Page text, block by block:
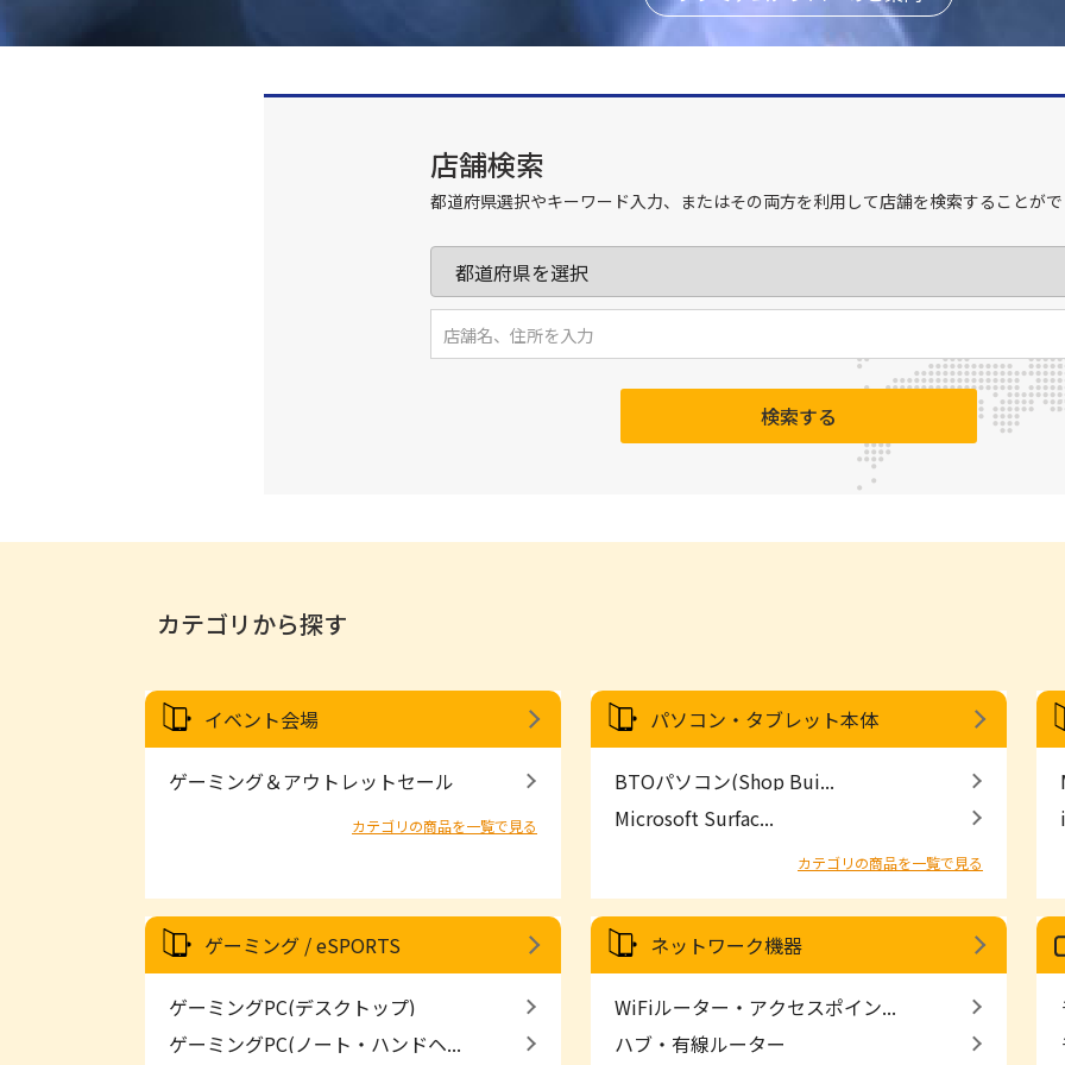
店舗検索
都道府県選択やキーワード入力、またはその両方を利用して店舗を検索することが
検索する
カテゴリから探す
イベント会場
ゲーミング＆アウトレットセール
カテゴリの商品を一覧で見る
パソコン・タブレット本体
BTOパソコン(Shop Bui...
Microsoft Surfac...
カテゴリの商品を一覧で見る
ゲーミング / eSPORTS
ゲーミングPC(デスクトップ)
ゲーミングPC(ノート・ハンドヘ...
ネットワーク機器
WiFiルーター・アクセスポイン...
ハブ・有線ルーター